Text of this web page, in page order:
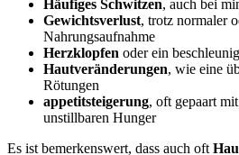
Häufiges Schwitzen, auch bei
Gewichtsverlust,⁢ trotz normaler
Nahrungsaufnahme
Herzklopfen oder ein
Hautveränderungen, wie eine
Rötungen
appetitsteigerung, oft gepaart
unstillbaren Hunger
Es ist bemerkenswert, dass‍ auch​ oft⁤